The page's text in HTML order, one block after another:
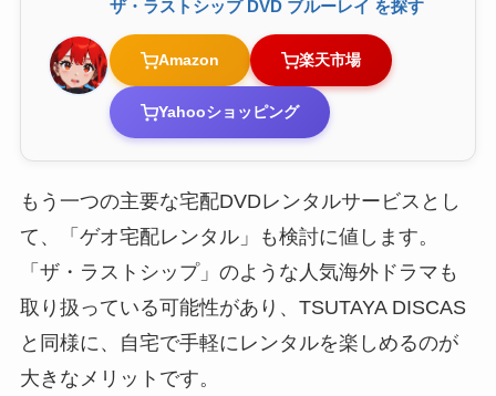
ザ・ラストシップ DVD ブルーレイ を探す
Amazon 楽天市場
Yahooショッピング
もう一つの主要な宅配DVDレンタルサービスとし
て、「ゲオ宅配レンタル」も検討に値します。
「ザ・ラストシップ」のような人気海外ドラマも
取り扱っている可能性があり、TSUTAYA DISCAS
と同様に、自宅で手軽にレンタルを楽しめるのが
大きなメリットです。